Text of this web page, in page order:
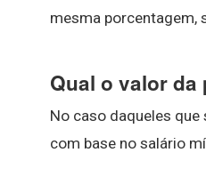
mesma porcentagem,
Qual o valor
No caso daqueles
com base no salário